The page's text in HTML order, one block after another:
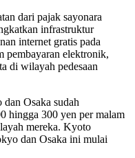
dari pajak sayonara
infrastruktur
internet gratis pada
pembayaran elektronik,
di wilayah pedesaan
Osaka sudah
hingga 300 yen per malam
mereka. Kyoto
dan Osaka ini mulai